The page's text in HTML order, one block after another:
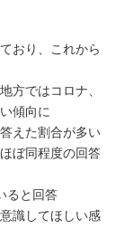
おり、これから
方ではコロナ、
傾向に
えた割合が多い
ぼ同程度の回答
ると回答
識してほしい感